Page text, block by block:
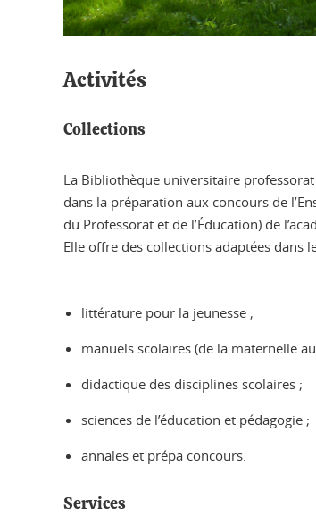
Activités
Collections
La Bibliothèque universitaire professorat
dans la préparation aux concours de
du Professorat et de l’Éducation) de
Elle offre des collections adaptées dans
littérature pour la jeunesse ;
manuels scolaires (de la maternelle
didactique des disciplines scolaires ;
sciences de l’éducation et pédagogie ;
annales et prépa concours.
Services